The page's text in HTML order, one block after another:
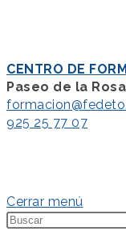
CENTRO DE
Paseo de la
925 25 77 07
Cerrar menú